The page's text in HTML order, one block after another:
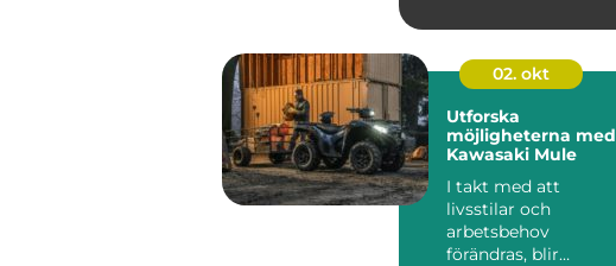
02. okt
Utforska
möjligheterna med
Kawasaki Mule
I takt med att
livsstilar och
arbetsbehov
förändras, blir